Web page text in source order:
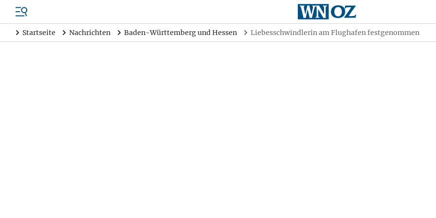
Startseite Nachrichten Baden-Württemberg und Hessen Liebesschwindlerin am Flughafen festgenommen